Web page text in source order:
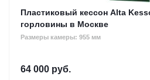
Пластиковый кессон Alta
горловины в Москве
Размеры камеры: 955 мм
64 000 руб.